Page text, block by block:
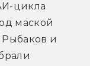
цикла
маской
Рыбаков и